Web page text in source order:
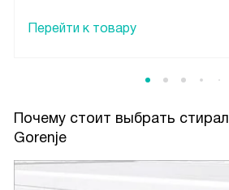
Перейти к товару
Почему стоит выбрать
Gorenje